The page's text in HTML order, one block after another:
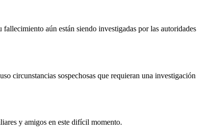
aún están siendo investigadas por las autoridades
circunstancias sospechosas que requieran una investigación
y amigos en este difícil momento.